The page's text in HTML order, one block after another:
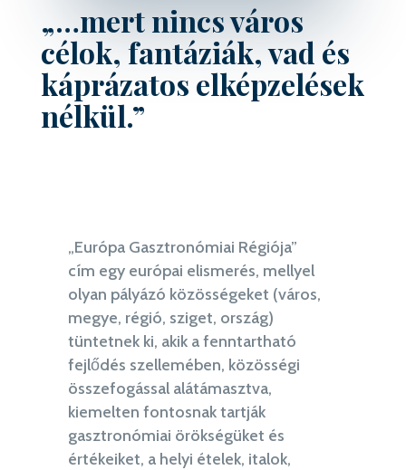
„…mert nincs város
célok, fantáziák, vad és
káprázatos elképzelések
nélkül.”
„Európa Gasztronómiai Régiója”
cím egy európai elismerés, mellyel
olyan pályázó közösségeket (város,
megye, régió, sziget, ország)
tüntetnek ki, akik a fenntartható
fejlődés szellemében, közösségi
összefogással alátámasztva,
kiemelten fontosnak tartják
gasztronómiai örökségüket és
értékeiket, a helyi ételek, italok,